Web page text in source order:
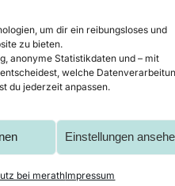
um dir ein reibungsloses und
zu bieten.
anonyme Statistikdaten und – mit
welche
du jederzeit anpassen.
Einstellungen
bei merathImpressum
und
in diesem